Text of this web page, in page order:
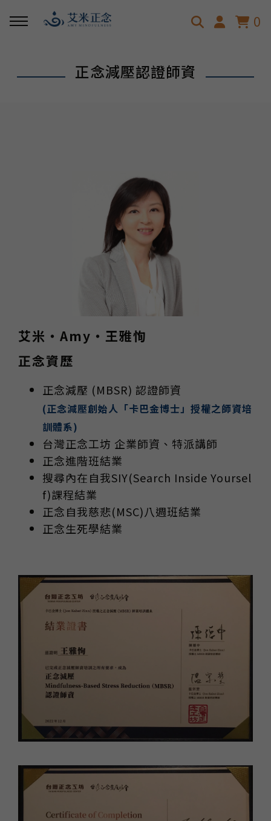
0
正念減壓認證師資
艾米・Amy・王雅恂
正念資歷
正念減壓 (MBSR) 認證師資
(正念減壓創始人「卡巴金博士」授權之師資培
訓體系)
台灣正念工坊 企業師資、特派講師
正念進階班結業
搜尋內在自我SIY(Search Inside Yoursel
f)課程結業
正念自我慈悲(MSC)八週班結業
正念生死學結業